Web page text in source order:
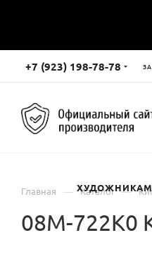
+7 (923) 198-78-78
ХУДОЖНИКАМ
Главная — Каталог —
08М-722К0